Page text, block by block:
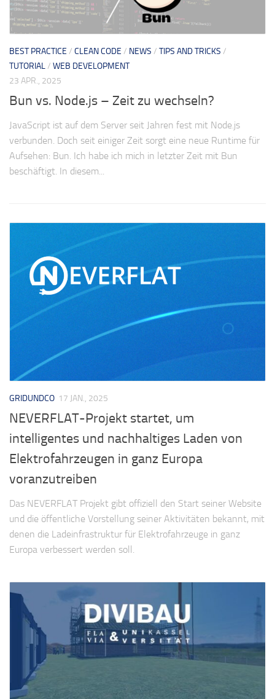
BEST PRACTICE / CLEAN CODE / NEWS / TIPS AND TRICKS /
TUTORIAL/ WEB DEVELOPMENT
23 APR., 2025
Bun vs. Node.js – Zeit zu wechseln?
JavaScript ist auf dem Server seit Jahren fest mit Node.js
verbunden. Doch seit einiger Zeit sorgt eine neue Runtime für
Aufsehen: Bun. Ich habe ich mich in letzter Zeit mit Bun
beschäftigt. In diesem...
GRIDUNDCO 17 JAN., 2025
NEVERFLAT-Projekt startet, um
intelligentes und nachhaltiges Laden von
Elektrofahrzeugen in ganz Europa
voranzutreiben
Das NEVERFLAT Projekt gibt offiziell den Start seiner Website
und die öffentliche Vorstellung seiner Aktivitäten bekannt, mit
denen die Ladeinfrastruktur für Elektrofahrzeuge in ganz
Europa verbessert werden soll.